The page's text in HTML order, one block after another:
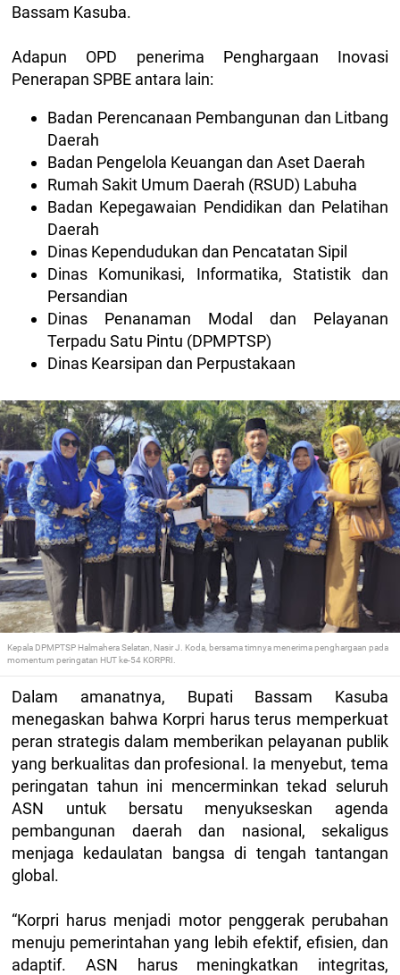
Bassam Kasuba.
Adapun OPD penerima Penghargaan Inovasi
Penerapan SPBE antara lain:
Badan Perencanaan Pembangunan dan Litbang
Daerah
Badan Pengelola Keuangan dan Aset Daerah
Rumah Sakit Umum Daerah (RSUD) Labuha
Badan Kepegawaian Pendidikan dan Pelatihan
Daerah
Dinas Kependudukan dan Pencatatan Sipil
Dinas Komunikasi, Informatika, Statistik dan
Persandian
Dinas Penanaman Modal dan Pelayanan
Terpadu Satu Pintu (DPMPTSP)
Dinas Kearsipan dan Perpustakaan
Kepala DPMPTSP Halmahera Selatan, Nasir J. Koda, bersama timnya menerima penghargaan pada
momentum peringatan HUT ke-54 KORPRI.
Dalam amanatnya, Bupati Bassam Kasuba
menegaskan bahwa Korpri harus terus memperkuat
peran strategis dalam memberikan pelayanan publik
yang berkualitas dan profesional. Ia menyebut, tema
peringatan tahun ini mencerminkan tekad seluruh
ASN untuk bersatu menyukseskan agenda
pembangunan daerah dan nasional, sekaligus
menjaga kedaulatan bangsa di tengah tantangan
global.
“Korpri harus menjadi motor penggerak perubahan
menuju pemerintahan yang lebih efektif, efisien, dan
adaptif. ASN harus meningkatkan integritas,